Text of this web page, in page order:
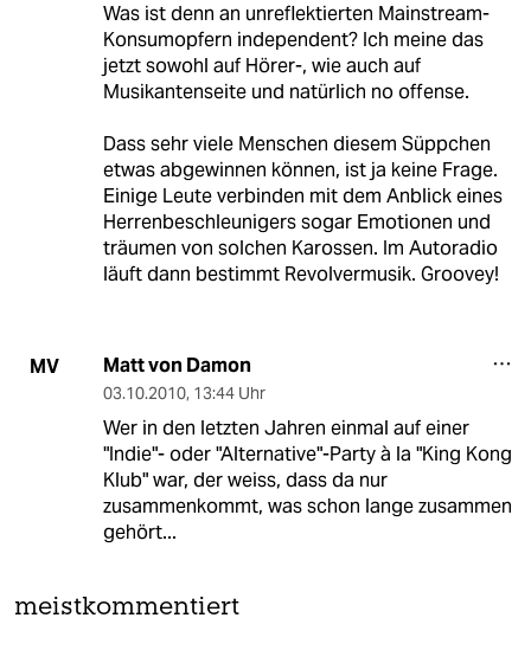
Was ist denn an unreflektierten Mainstream-
Konsumopfern independent? Ich meine das
jetzt sowohl auf Hörer-, wie auch auf
Musikantenseite und natürlich no offense.
Dass sehr viele Menschen diesem Süppchen
etwas abgewinnen können, ist ja keine Frage.
Einige Leute verbinden mit dem Anblick eines
Herrenbeschleunigers sogar Emotionen und
träumen von solchen Karossen. Im Autoradio
läuft dann bestimmt Revolvermusik. Groovey!
MV Matt von Damon
03.10.2010, 13:44 Uhr
Wer in den letzten Jahren einmal auf einer
"Indie"- oder "Alternative"-Party à la "King Kong
Klub" war, der weiss, dass da nur
zusammenkommt, was schon lange zusammen
gehört...
meistkommentiert